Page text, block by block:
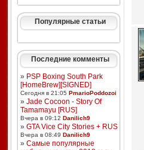
Популярные статьи
Последние комменты
» PSP Boxing South Park
[HomeBrew][SIGNED]
Сегодня в 21:05 PmarioPoddozoi
» Jade Cocoon - Story Of
Tamamayu [RUS]
Вчера в 09:12 Danilich9
» GTA Vice City Stories + RUS
Вчера в 08:49 Danilich9
» Самые популярные